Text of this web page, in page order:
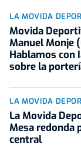
LA MOVIDA
Movida
Manuel Monje
Hablamos con
sobre la
LA MOVIDA
La Movida
Mesa redonda
central